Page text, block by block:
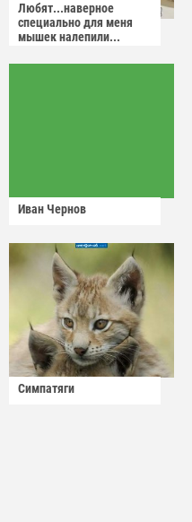
Любят...наверное
специально для меня
мышек налепили...
Иван Чернов
Симпатяги